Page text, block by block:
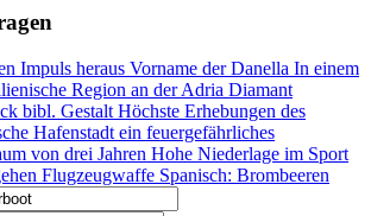
Impuls heraus Vorname der Danella In einem
Region an der Adria Diamant
bibl. Gestalt Höchste Erhebungen des
Hafenstadt ein feuergefährliches
von drei Jahren Hohe Niederlage im Sport
Flugzeugwaffe Spanisch: Brombeeren